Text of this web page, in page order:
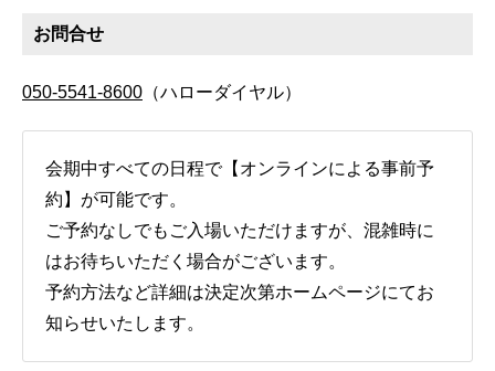
お問合せ
050-5541-8600 （ハローダイヤル）
会期中すべての日程で【オンラインによる事前予
約】が可能です。
ご予約なしでもご入場いただけますが、混雑時に
はお待ちいただく場合がございます。
予約方法など詳細は決定次第ホームページにてお
知らせいたします。